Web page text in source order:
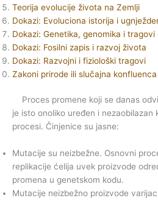
Teorija evolucije života na Zemlji
Dokazi: Evoluciona istorija i
Dokazi: Genetika, genomika i tragovi
Dokazi: Fosilni zapis i razvoj života
Dokazi: Razvojni i fiziološki tragovi
Zakoni prirode ili slučajna
Proces promene koji se danas
je isto onoliko uređen i nezaobilazan
procesi. Činjenice su jasne:
Mutacije su neizbežne. Osnovni
replikacije ćelija uvek proizvode
promena u genetskom kodu.
Mutacije neizbežno proizvode